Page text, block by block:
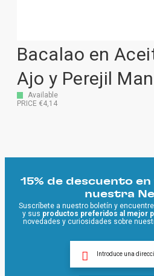
Bacalao en
Ajo y Perejil
Available
PRICE €4,14
15% de descuento
nuestra
Suscríbete a nuestro boletín y
y sus productos preferidos al mejor
novedades y curiosidades sobre
Introduce una